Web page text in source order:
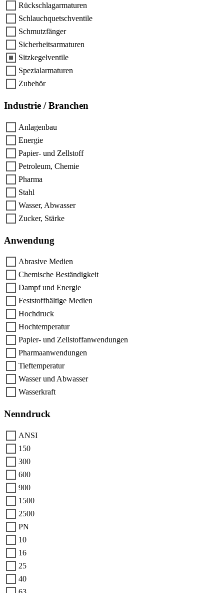
Rückschlagarmaturen
Schlauchquetschventile
Schmutzfänger
Sicherheitsarmaturen
Sitzkegelventile
Spezialarmaturen
Zubehör
Industrie / Branchen
Anlagenbau
Energie
Papier- und Zellstoff
Petroleum, Chemie
Pharma
Stahl
Wasser, Abwasser
Zucker, Stärke
Anwendung
Abrasive Medien
Chemische Beständigkeit
Dampf und Energie
Feststoffhältige Medien
Hochdruck
Hochtemperatur
Papier- und Zellstoffanwendungen
Pharmaanwendungen
Tieftemperatur
Wasser und Abwasser
Wasserkraft
Nenndruck
ANSI
150
300
600
900
1500
2500
PN
10
16
25
40